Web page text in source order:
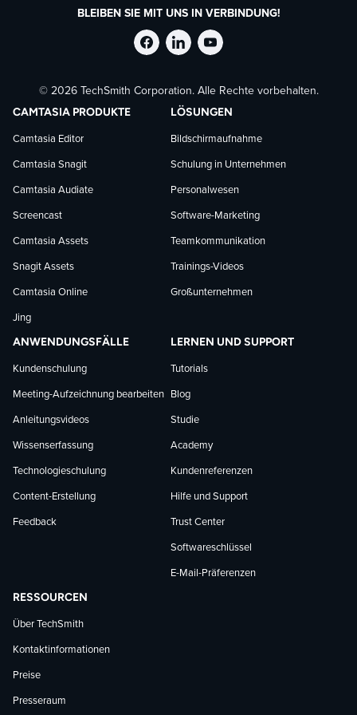
BLEIBEN SIE MIT UNS IN VERBINDUNG!
TechSmith
auf
Facebook
folgen
TechSmith
auf
LinkedIn
folgen
TechSmith
auf
YouTube
folgen
© 2026 TechSmith Corporation. Alle Rechte vorbehalten.
CAMTASIA PRODUKTE
Camtasia Editor
Camtasia Snagit
Camtasia Audiate
Screencast
Camtasia Assets
Snagit Assets
Camtasia Online
Jing
LÖSUNGEN
Bildschirmaufnahme
Schulung in Unternehmen
Personalwesen
Software-Marketing
Teamkommunikation
Trainings-Videos
Großunternehmen
ANWENDUNGSFÄLLE
Kundenschulung
Meeting-Aufzeichnung bearbeiten
Anleitungsvideos
Wissenserfassung
Technologieschulung
Content-Erstellung
Feedback
LERNEN UND SUPPORT
Tutorials
Blog
Studie
Academy
Kundenreferenzen
Hilfe und Support
Trust Center
Softwareschlüssel
E-Mail-Präferenzen
RESSOURCEN
Über TechSmith
Kontaktinformationen
Preise
Presseraum